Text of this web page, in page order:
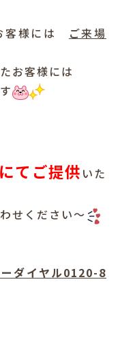
客様には ご来場
お客様には
てご提供 いた
せください～
ーダイヤル0120-8